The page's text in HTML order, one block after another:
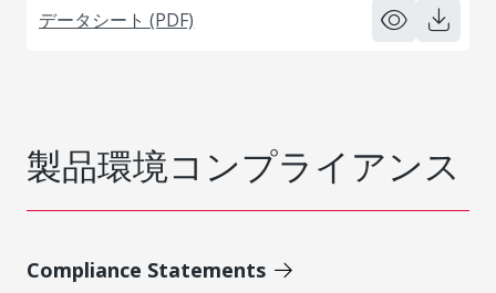
データシート (PDF)
製品環境コンプライアンス
Compliance Statements